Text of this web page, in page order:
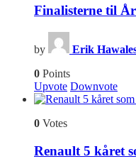
Finalisterne til
by Erik
0 Points
Upvote Downvote
0 Votes
Renault 5 kåret